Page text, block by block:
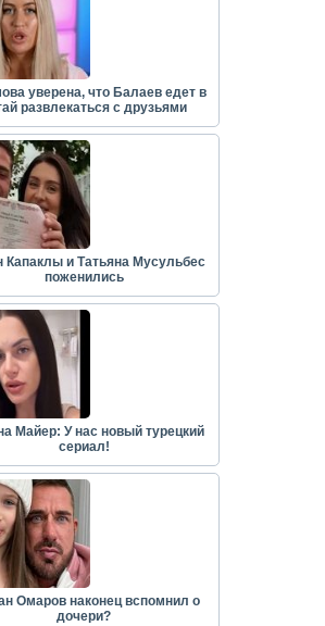
уверена, что Балаев едет в
развлекаться с друзьями
Капаклы и Татьяна Мусульбес
поженились
Майер: У нас новый турецкий
сериал!
Омаров наконец вспомнил о
дочери?